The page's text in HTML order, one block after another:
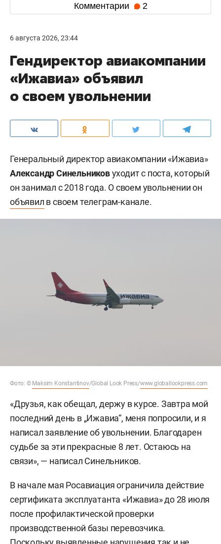
Комментарии 2
6 августа 2026, 23:44
Гендиректор авиакомпании
«Ижавиа» объявил
о своем увольнении
Генеральный директор авиакомпании «Ижавиа»
Александр Синельниковуходит с поста, который
он занимал с 2018 года. О своем увольнении он
объявил в своем телеграм-канале.
Фото: © Maksim Konstantinov/Global Look Press/www.globallookpress.com
«Друзья, как обещал, держу в курсе. Завтра мой
последний день в „Ижавиа“, меня попросили, и я
написал заявление об увольнении. Благодарен
судьбе за эти прекрасные 8 лет. Остаюсь на
связи», — написал Синельников.
В начале мая Росавиация ограничила действие
сертификата эксплуатанта «Ижавиа» до 28 июля
после профилактической проверки
производственной базы перевозчика.